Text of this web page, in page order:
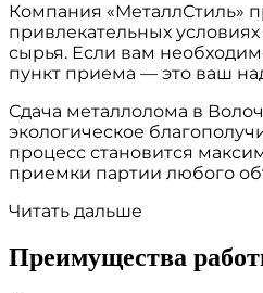
Компания «МеталлСтиль»
привлекательных
сырья. Если вам
пункт приема — это ваш
Сдача металлолома в
экологическое
процесс становится
приемки партии любого
Читать дальше
Преимущества